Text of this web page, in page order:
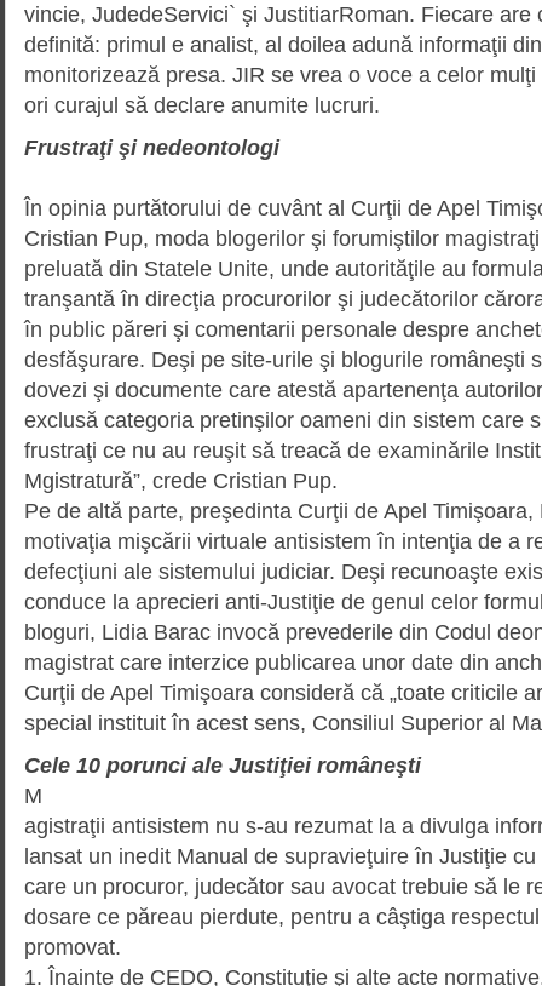
vincie, JudedeServici` şi Justi­tiar­Ro­man. Fiecare are
definită: primul e analist, al doilea adună informaţii
monitorizează presa. JIR se vrea o voce a celor
ori curajul să declare anumite lucruri.
Frustraţi şi nedeontologi
În opinia purtătorului de cuvânt al Curţii de Apel
Cristian Pup, moda blogerilor şi foru­miştilor
preluată din Statele Unite, unde autorităţile au
tranşantă în direcţia procurorilor şi judecătorilor
în public păreri şi comentarii personale despre
desfăşurare. Deşi pe site-urile şi blo­gurile româneşti
dovezi şi documente care atestă apartenenţa
exclusă categoria pretinşilor oameni din sistem care
frustraţi ce nu au reuşit să treacă de examinările
Mgistratură”, crede Cristian Pup.
Pe de altă parte, preşedinta Curţii de Apel
motivaţia mişcării virtuale antisistem în intenţia de a
defecţiuni ale sistemului judiciar. Deşi recunoaşte
conduce la aprecieri anti-Justiţie de genul celor
bloguri, Lidia Barac invocă prevederile din Codul
magistrat care interzice publicarea unor date din
Curţii de Apel Timişoara consideră că „toate criticile
special instituit în acest sens, Consiliul Superior al
Cele 10 porunci ale Justiţiei româneşti
M
agistraţii antisistem nu s-au rezu­mat la a divulga
lan­sat un inedit Manual de supravieţuire în Justiţie
care un procuror, judecător sau avocat trebuie să le
dosare ce păreau pierdute, pentru a câştiga
promovat.
1. Înainte de CEDO, Constituţie şi alte acte